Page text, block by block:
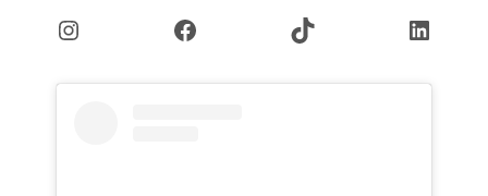
InstagramFacebook TikTok